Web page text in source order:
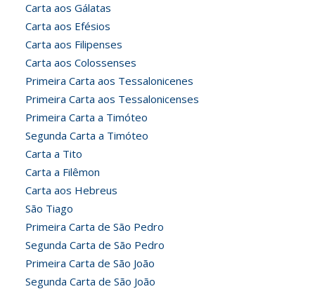
Carta aos Gálatas
Carta aos Efésios
Carta aos Filipenses
Carta aos Colossenses
Primeira Carta aos Tessalonicenes
Primeira Carta aos Tessalonicenses
Primeira Carta a Timóteo
Segunda Carta a Timóteo
Carta a Tito
Carta a Filêmon
Carta aos Hebreus
São Tiago
Primeira Carta de São Pedro
Segunda Carta de São Pedro
Primeira Carta de São João
Segunda Carta de São João